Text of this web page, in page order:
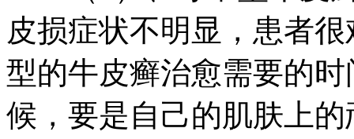
皮损症状不明显，患者
型的牛皮癣治愈需要的
候，要是自己的肌肤上